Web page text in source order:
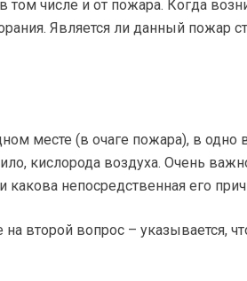
числе и от пожара. Когда
Является ли данный пожар
месте (в очаге пожара), в одно
кислорода воздуха. Очень
непосредственная его
второй вопрос – указывается,